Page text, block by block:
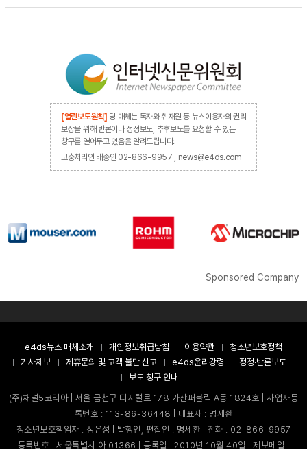
[열린보도원칙] 당 매체는 독자와 취재원 등 뉴스이용자의 권리
보장을 위해 반론이나 정정보도, 추후보도를 요청할 수 있는
창구를 열어두고 있음을 알려드립니다.
고충처리인 배종인 02-866-9957 , news@e4ds.com
Sponsored Company
e4ds뉴스 매체소개 개인정보취급방침 이용약관
청소년보호정책
기사제보
제휴문의 및 고객 불만 신고 e4ds윤리강령
정정·반론보도
보도 청구 안내
(주)채널5코리아 | 서울 금천구 디지털로 178 가산퍼블릭 A동 1824호 | 사업자등
록번호 : 113-86-36448 | 대표자 : 명세환
청소년보호책임자 : 장은성 | 발행인, 편집인 : 명세환 | 전화 : 02-866-9957
등록번호 : 서울특별시 아 01366 | 등록일 : 2010년 10월 40일 | 제보메일 :